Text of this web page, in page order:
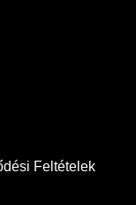
Feltételek